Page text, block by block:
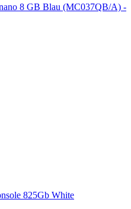
8 GB Blau (MC037QB/A) -
825Gb White